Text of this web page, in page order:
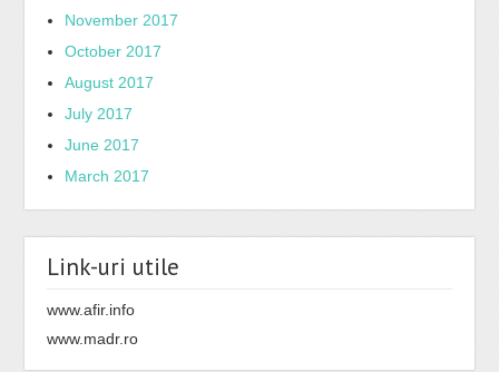
November 2017
October 2017
August 2017
July 2017
June 2017
March 2017
Link-uri utile
www.afir.info
www.madr.ro